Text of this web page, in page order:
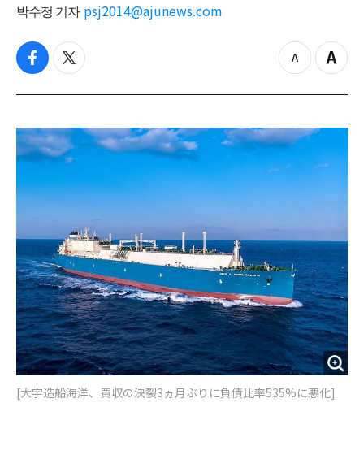
박수정 기자 psj2014@ajunews.com
f
c
b
o
o
t
i
t
e
r
z
o
o
u
Z
o
i
[大宇造船海洋、買収の決裂3ヵ月ぶりに負債比率535%に悪化]